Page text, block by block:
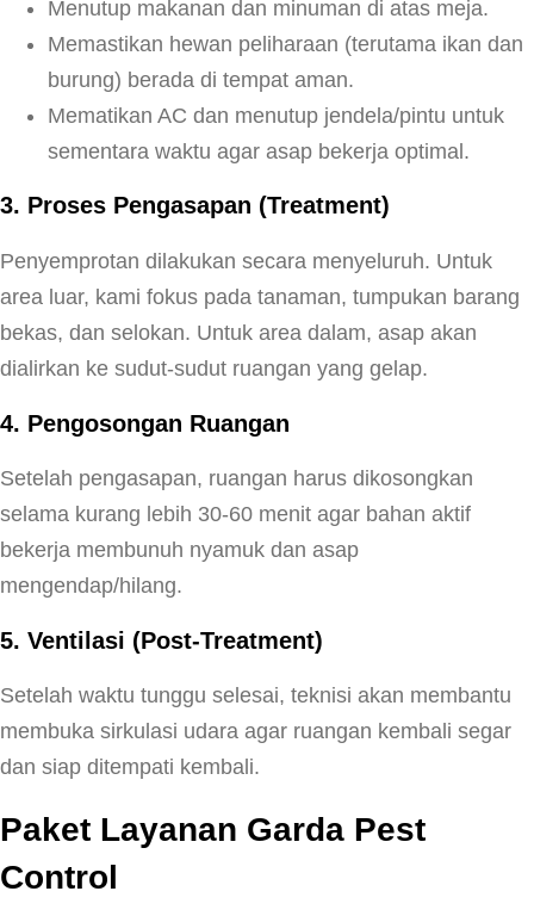
Menutup makanan dan minuman di atas meja.
Memastikan hewan peliharaan (terutama ikan dan
burung) berada di tempat aman.
Mematikan AC dan menutup jendela/pintu untuk
sementara waktu agar asap bekerja optimal.
3. Proses Pengasapan (Treatment)
Penyemprotan dilakukan secara menyeluruh. Untuk
area luar, kami fokus pada tanaman, tumpukan barang
bekas, dan selokan. Untuk area dalam, asap akan
dialirkan ke sudut-sudut ruangan yang gelap.
4. Pengosongan Ruangan
Setelah pengasapan, ruangan harus dikosongkan
selama kurang lebih 30-60 menit agar bahan aktif
bekerja membunuh nyamuk dan asap
mengendap/hilang.
5. Ventilasi (Post-Treatment)
Setelah waktu tunggu selesai, teknisi akan membantu
membuka sirkulasi udara agar ruangan kembali segar
dan siap ditempati kembali.
Paket Layanan Garda Pest
Control